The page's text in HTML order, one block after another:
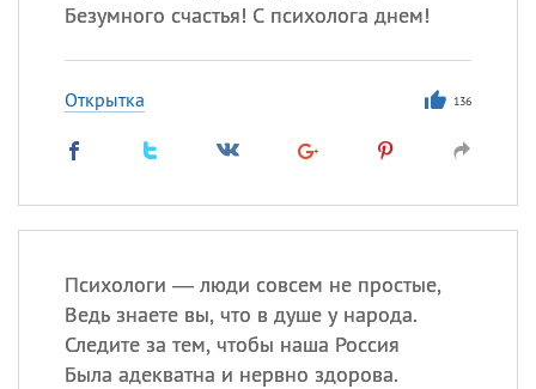
Безумного счастья! С психолога днем!
Открытка 136
Психологи — люди совсем не простые,
Ведь знаете вы, что в душе у народа.
Следите за тем, чтобы наша Россия
Была адекватна и нервно здорова.